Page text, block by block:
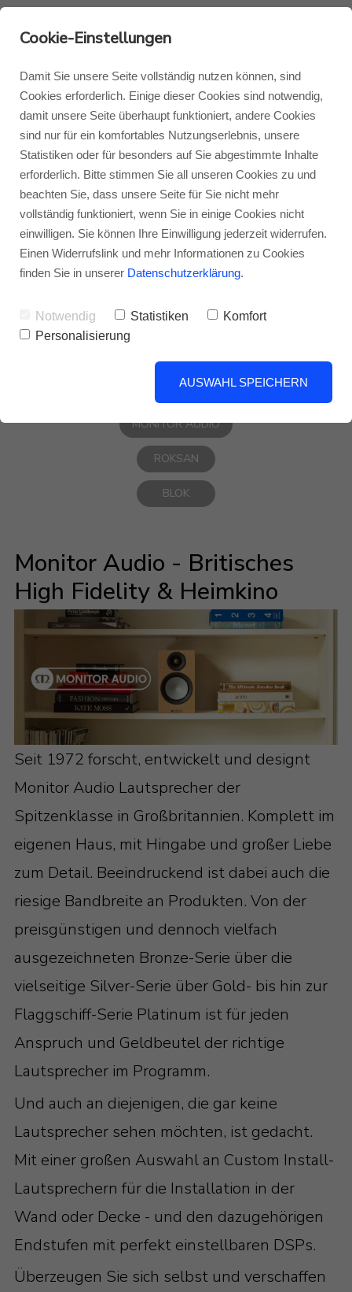
Monitor Audio
Monitor Audio Custom Install
Roksan
Blok
Blog Monitor Audio
Blog Roksan
Blog Blok
Fachhändlerübersicht
Monitor Audio, Roksan &
Blok Deutschland
Nichts geht über eine gute Beratung und
ausgiebiges Probehören vor dem Kauf, aber
Testberichte und Reviews geben unserer
Meinung nach eine gute erste Orientierung
neuen Wunschprodukts wieder. Hier werden
Sie garantiert fündig.
ALLE
MONITOR AUDIO
ROKSAN
BLOK
Monitor Audio - Britisches
High Fidelity & Heimkino
Seit 1972 forscht, entwickelt und designt
Monitor Audio Lautsprecher der
Spitzenklasse in Großbritannien. Komplett im
eigenen Haus, mit Hingabe und großer Liebe
zum Detail. Beeindruckend ist dabei auch die
riesige Bandbreite an Produkten. Von der
preisgünstigen und dennoch vielfach
ausgezeichneten Bronze-Serie über die
vielseitige Silver-Serie über Gold- bis hin zur
Flaggschiff-Serie Platinum ist für jeden
Anspruch und Geldbeutel der richtige
Lautsprecher im Programm.
Und auch an diejenigen, die gar keine
Lautsprecher sehen möchten, ist gedacht.
Mit einer großen Auswahl an Custom Install-
Lautsprechern für die Installation in der
Wand oder Decke - und den dazugehörigen
Endstufen mit perfekt einstellbaren DSPs.
Überzeugen Sie sich selbst und verschaffen
Cookie-Einstellungen
Damit Sie unsere Seite vollständig nutzen können, sind
Cookies erforderlich. Einige dieser Cookies sind notwendig,
damit unsere Seite überhaupt funktioniert, andere Cookies
sind nur für ein komfortables Nutzungserlebnis, unsere
Statistiken oder für besonders auf Sie abgestimmte Inhalte
erforderlich. Bitte stimmen Sie all unseren Cookies zu und
beachten Sie, dass unsere Seite für Sie nicht mehr
vollständig funktioniert, wenn Sie in einige Cookies nicht
einwilligen. Sie können Ihre Einwilligung jederzeit widerrufen.
Einen Widerrufslink und mehr Informationen zu Cookies
finden Sie in unserer Datenschutzerklärung.
Notwendig Statistiken
Komfort
Personalisierung
AUSWAHL SPEICHERN